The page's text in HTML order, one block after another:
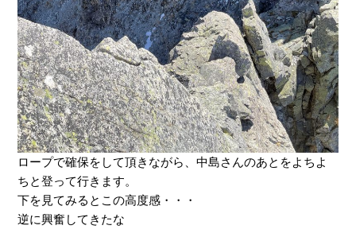
ロープで確保をして頂きながら、中島さんのあとをよちよ
ちと登って行きます。
下を見てみるとこの高度感・・・
逆に興奮してきたな